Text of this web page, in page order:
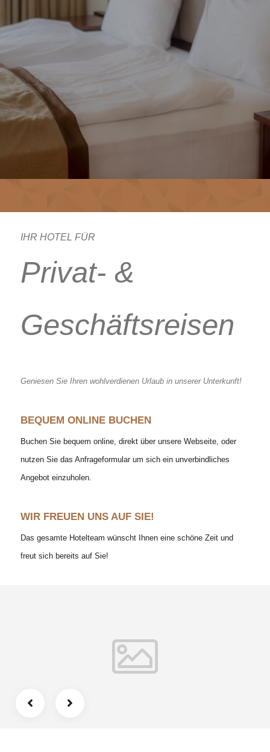
IHR HOTEL FÜR
Privat- &
Geschäftsreisen
Geniesen Sie Ihren wohlverdienen Urlaub in unserer Unterkunft!
BEQUEM ONLINE BUCHEN
Buchen Sie bequem online, direkt über unsere Webseite, oder
nutzen Sie das Anfrageformular um sich ein unverbindliches
Angebot einzuholen.
WIR FREUEN UNS AUF SIE!
Das gesamte Hotelteam wünscht Ihnen eine schöne Zeit und
freut sich bereits auf Sie!